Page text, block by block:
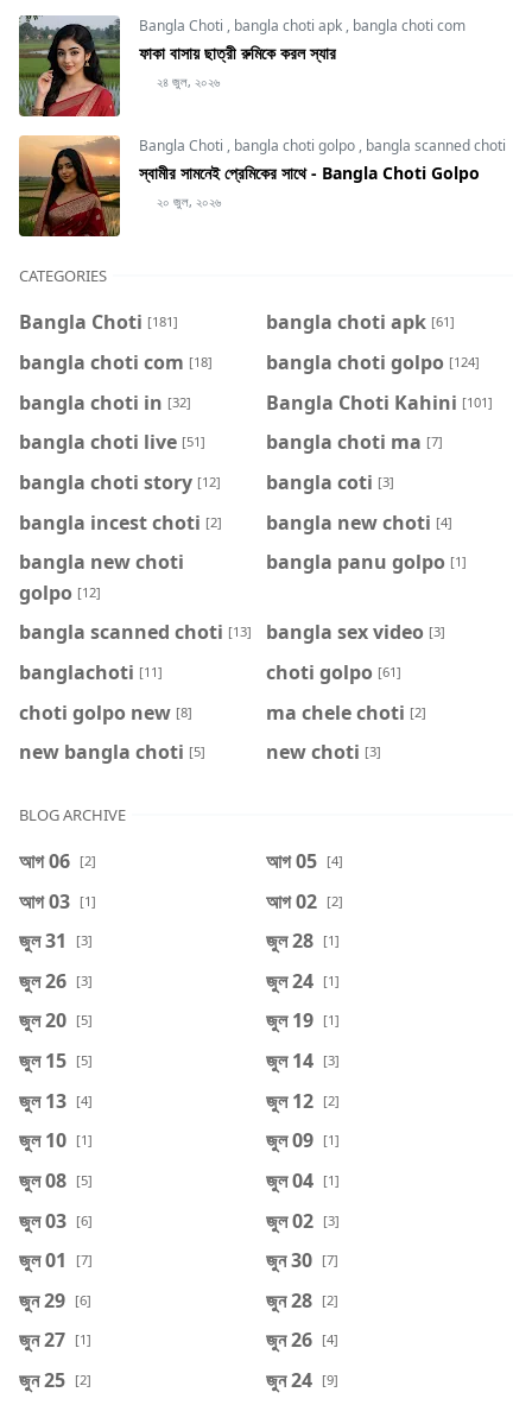
Bangla Choti , bangla choti apk , bangla choti com
ফাকা বাসায় ছাত্রী রুমিকে করল স্যার
২৪ জুল, ২০২৬
Bangla Choti , bangla choti golpo , bangla scanned choti
স্বামীর সামনেই প্রেমিকের সাথে - Bangla Choti Golpo
২০ জুল, ২০২৬
CATEGORIES
Bangla Choti [181] bangla choti apk [61]
bangla choti com [18] bangla choti golpo [124]
bangla choti in [32] Bangla Choti Kahini [101]
bangla choti live [51] bangla choti ma [7]
bangla choti story [12] bangla coti [3]
bangla incest choti [2] bangla new choti [4]
bangla new choti
golpo [12]
bangla panu golpo [1]
bangla scanned choti [13] bangla sex video [3]
banglachoti [11] choti golpo [61]
choti golpo new [8] ma chele choti [2]
new bangla choti [5] new choti [3]
BLOG ARCHIVE
আগ 06 [2] আগ 05 [4]
আগ 03 [1] আগ 02 [2]
জুল 31 [3] জুল 28 [1]
জুল 26 [3] জুল 24 [1]
জুল 20 [5] জুল 19 [1]
জুল 15 [5] জুল 14 [3]
জুল 13 [4] জুল 12 [2]
জুল 10 [1] জুল 09 [1]
জুল 08 [5] জুল 04 [1]
জুল 03 [6] জুল 02 [3]
জুল 01 [7] জুন 30 [7]
জুন 29 [6] জুন 28 [2]
জুন 27 [1] জুন 26 [4]
জুন 25 [2] জুন 24 [9]